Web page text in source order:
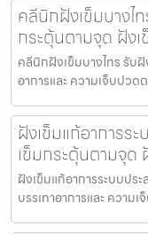
คลีนิกฝังเข็มบางไ
กระตุ้นตามจุด ฝัง
คลีนิกฝังเข็มบางไทร รับ
อาการและ ความเจ็บปวด
ฝังเข็มแก้อาการร
เข็มกระตุ้นตามจุด
ฝังเข็มแก้อาการระบบปร
บรรเทาอาการและ ความ